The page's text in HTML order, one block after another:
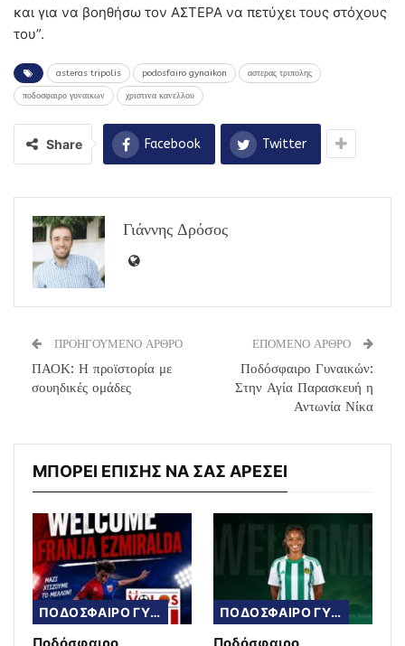
και για να βοηθήσω τον ΑΣΤΕΡΑ να πετύχει τους στόχους
του”.
asteras tripolis podosfairo gynaikon αστερας τριπολης
ποδοσφαιρο γυναικων χριστινα κανελλου
Share Facebook Twitter
Γιάννης Δρόσος
ΠΡΟΗΓΟΥΜΕΝΟ ΑΡΘΡΟ
ΠΑΟΚ: Η προϊστορία με
σουηδικές ομάδες
ΕΠΟΜΕΝΟ ΑΡΘΡΟ
Ποδόσφαιρο Γυναικών:
Στην Αγία Παρασκευή η
Αντωνία Νίκα
ΜΠΟΡΕΙ ΕΠΙΣΗΣ ΝΑ ΣΑΣ ΑΡΕΣΕΙ
ΠΟΔΟΣΦΑΙΡΟ ΓΥΝΑΙΚΩΝ ΠΟΔΟΣΦΑΙΡΟ ΓΥΝΑΙΚΩΝ